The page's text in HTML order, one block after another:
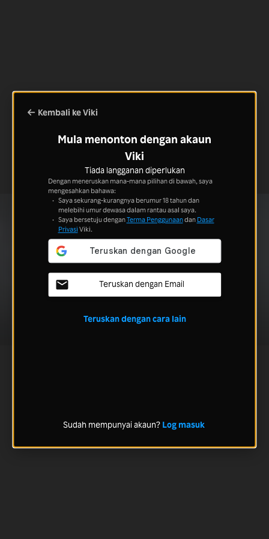
Kembali ke Viki
Mula menonton dengan akaun
Viki
Tiada langganan diperlukan
Dengan meneruskan mana-mana pilihan di bawah, saya
mengesahkan bahawa:
Saya sekurang-kurangnya berumur 18 tahun dan
melebihi umur dewasa dalam rantau asal saya.
Saya bersetuju denganTerma Penggunaandan Dasar
Privasi Viki.
Teruskan dengan Email
Teruskan dengan cara lain
Sudah mempunyai akaun? Log masuk